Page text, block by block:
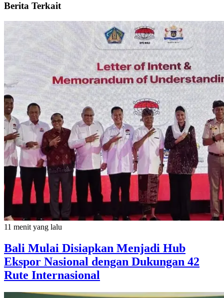
Berita Terkait
11 menit yang lalu
Bali Mulai Disiapkan Menjadi Hub
Ekspor Nasional dengan Dukungan 42
Rute Internasional